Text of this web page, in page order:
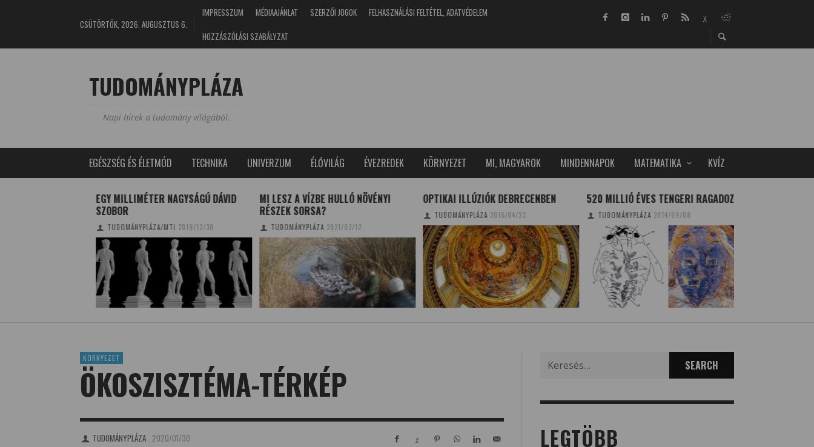
CSÜTÖRTÖK, 2026. AUGUSZTUS 6.
IMPRESSZUM MÉDIAAJÁNLAT SZERZŐI JOGOK
FELHASZNÁLÁSI FELTÉTEL, ADATVÉDELEM
HOZZÁSZÓLÁSI SZABÁLYZAT
TUDOMÁNYPLÁZA
Napi hírek a tudomány világából.
EGÉSZSÉG ÉS ÉLETMÓD TECHNIKA UNIVERZUM ÉLŐVILÁG ÉVEZREDEK KÖRNYEZET MI, MAGYAROK MINDENNAPOK MATEMATIKA KVÍZ
EGY MILLIMÉTER NAGYSÁGÚ DÁVID
SZOBOR
TUDOMÁNYPLÁZA/MTI 2019/12/30
MI LESZ A VÍZBE HULLÓ NÖVÉNYI
RÉSZEK SORSA?
TUDOMÁNYPLÁZA 2021/02/12
OPTIKAI ILLÚZIÓK DEBRECENBEN
TUDOMÁNYPLÁZA 2015/04/23
520 MILLIÓ ÉVES TENGERI RAGADOZÓ
TUDOMÁNYPLÁZA 2014/09/08
KÖRNYEZET
ÖKOSZISZTÉMA-TÉRKÉP
TUDOMÁNYPLÁZA 2020/01/30
for:
LEGTÖBB